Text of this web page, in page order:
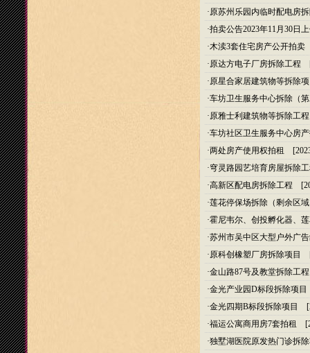
·原苏州乐园内临时配电房
·拍卖公告2023年11月30日
·木渎3套住宅房产公开拍卖
·原达方电子厂房拆除工程
·原星合家居建筑物等拆除
·车坊卫生服务中心拆除（
·原雅士利建筑物等拆除工程
·车坊社区卫生服务中心房
·两处房产使用权拍租
·穹灵路园艺培育房屋拆除
·高新区配电房拆除工程
·莲花停保场拆除（剩余区
·霍尼韦尔、创投孵化器、
·苏州市吴中区大型户外广
·原科创橡塑厂房拆除项目
·金山路87号及教堂拆除工程
·金光产业园D标段拆除项目
·金光四期B标段拆除项目
·福运公寓商用房7套拍租
·独墅湖医院原发热门诊拆